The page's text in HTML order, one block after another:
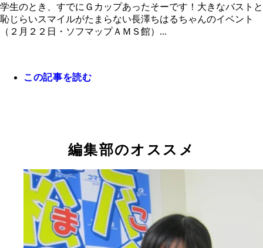
学生のとき、すでにＧカップあったそーです！大きなバストと
恥じらいスマイルがたまらない長澤ちはるちゃんのイベント
（２月２２日・ソフマップＡＭＳ館）...
この記事を読む
編集部のオススメ